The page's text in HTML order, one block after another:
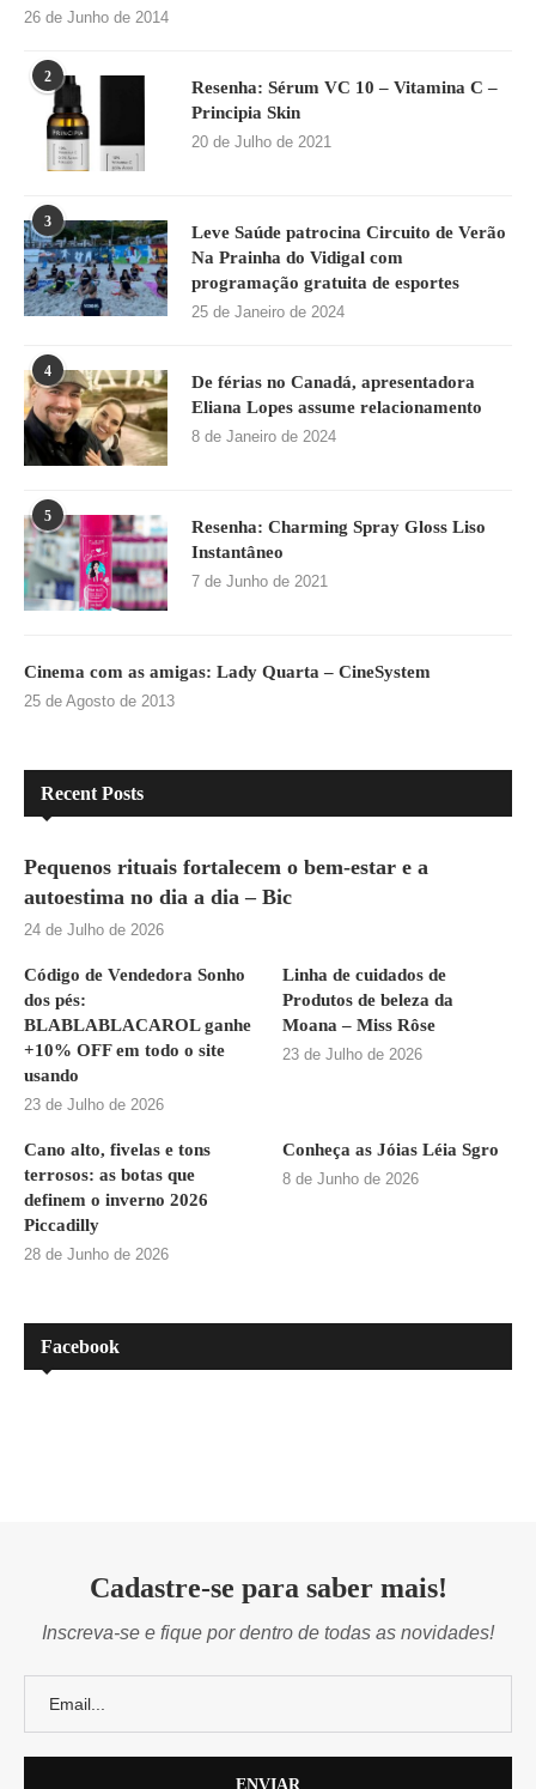
26 de Junho de 2014
2
Resenha: Sérum VC 10 – Vitamina C –
Principia Skin
20 de Julho de 2021
3
Leve Saúde patrocina Circuito de Verão
Na Prainha do Vidigal com
programação gratuita de esportes
25 de Janeiro de 2024
4
De férias no Canadá, apresentadora
Eliana Lopes assume relacionamento
8 de Janeiro de 2024
5
Resenha: Charming Spray Gloss Liso
Instantâneo
7 de Junho de 2021
Cinema com as amigas: Lady Quarta – CineSystem
25 de Agosto de 2013
Recent Posts
Pequenos rituais fortalecem o bem-estar e a
autoestima no dia a dia – Bic
24 de Julho de 2026
Código de Vendedora Sonho
dos pés:
BLABLABLACAROL ganhe
+10% OFF em todo o site
usando
23 de Julho de 2026
Linha de cuidados de
Produtos de beleza da
Moana – Miss Rôse
23 de Julho de 2026
Cano alto, fivelas e tons
terrosos: as botas que
definem o inverno 2026
Piccadilly
28 de Junho de 2026
Conheça as Jóias Léia Sgro
8 de Junho de 2026
Facebook
Cadastre-se para saber mais!
Inscreva-se e fique por dentro de todas as novidades!